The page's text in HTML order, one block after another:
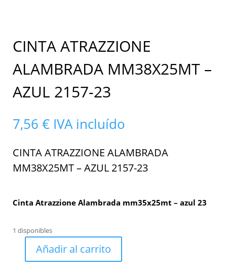
CINTA ATRAZZIONE
ALAMBRADA MM38X25MT –
AZUL 2157-23
7,56 € IVA incluído
CINTA ATRAZZIONE ALAMBRADA
MM38X25MT – AZUL 2157-23
Cinta Atrazzione Alambrada mm35x25mt – azul 23
1 disponibles
Añadir al carrito